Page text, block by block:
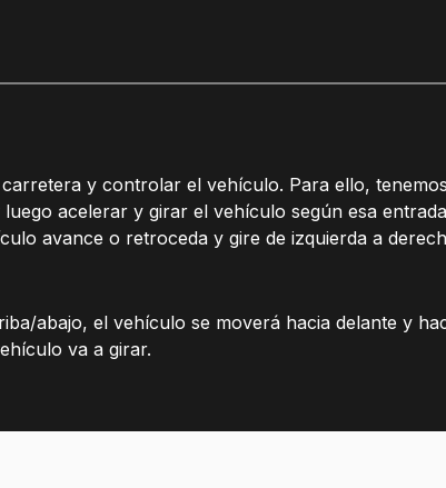
y controlar el vehículo. Para ello,
acelerar y girar el vehículo según esa
avance o retroceda y gire de izquierda a
abajo, el vehículo se moverá hacia delante y
va a girar.